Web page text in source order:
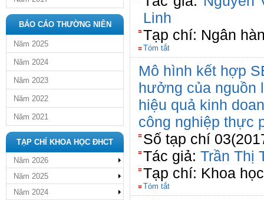
BÁO CÁO THƯỜNG NIÊN
Năm 2025
Năm 2024
Năm 2023
Năm 2022
Năm 2021
TẠP CHÍ KHOA HỌC ĐHCT
Năm 2026
Năm 2025
Năm 2024
Linh
Tạp chí: Ngân
Tóm tắt
Mô hình kết hợp
hưởng của nguồn
hiệu quả kinh
công nghiệp thực
Số tạp chí
Tác giả: Trần Thị
Tạp chí: Khoa
Tóm tắt